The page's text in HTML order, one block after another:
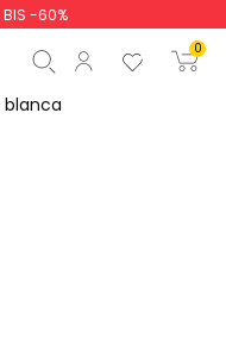
BIS -60%
0
blanca